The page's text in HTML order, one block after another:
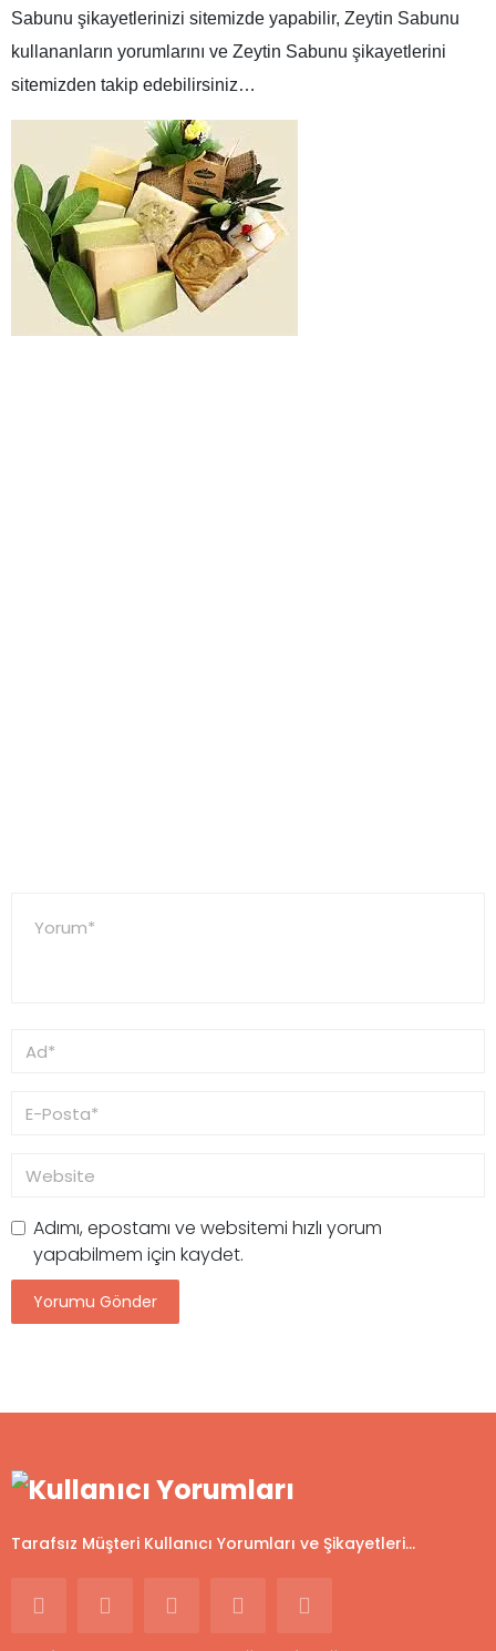
Sabunu şikayetlerinizi sitemizde yapabilir, Zeytin Sabunu
kullananların yorumlarını ve Zeytin Sabunu şikayetlerini
sitemizden takip edebilirsiniz…
Adımı, epostamı ve websitemi hızlı yorum
yapabilmem için kaydet.
Tarafsız Müşteri Kullanıcı Yorumları ve Şikayetleri...